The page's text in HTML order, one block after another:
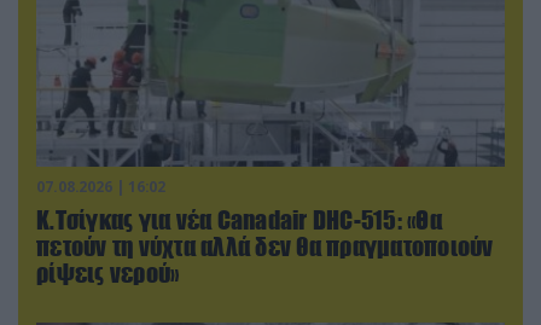
07.08.2026 | 16:02
Κ.Τσίγκας για νέα Canadair DHC-515: «Θα
πετούν τη νύχτα αλλά δεν θα πραγματοποιούν
ρίψεις νερού»